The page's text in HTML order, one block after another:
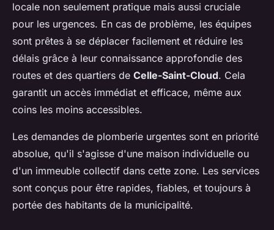
locale non seulement pratique mais aussi cruciale
pour les urgences. En cas de problème, les équipes
sont prêtes à se déplacer facilement et réduire les
délais grâce à leur connaissance approfondie des
routes et des quartiers de Celle-Saint-Cloud. Cela
garantit un accès immédiat et efficace, même aux
coins les moins accessibles.
Les demandes de plomberie urgentes sont en priorité
absolue, qu'il s'agisse d'une maison individuelle ou
d'un immeuble collectif dans cette zone. Les services
sont conçus pour être rapides, fiables, et toujours à
portée des habitants de la municipalité.